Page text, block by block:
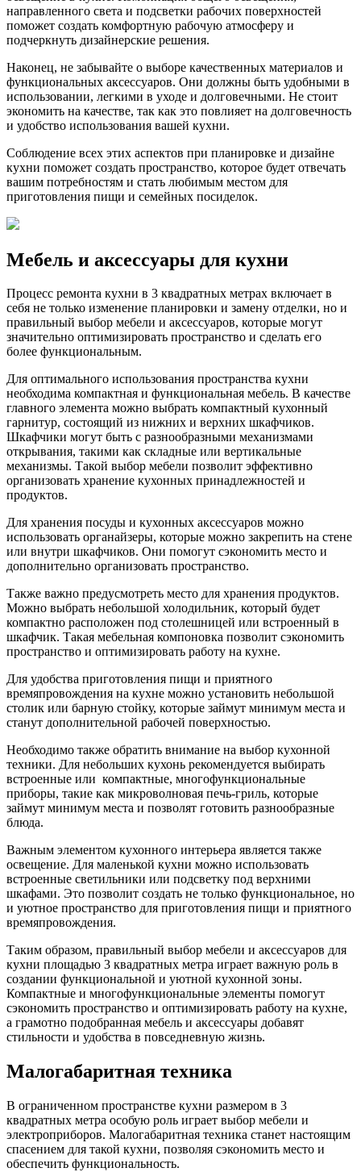
направленного света и подсветки рабочих поверхностей
поможет создать комфортную рабочую атмосферу и
подчеркнуть дизайнерские решения.
Наконец, не забывайте о выборе качественных материалов и
функциональных аксессуаров. Они должны быть удобными в
использовании, легкими в уходе и долговечными. Не стоит
экономить на качестве, так как это повлияет на долговечность
и удобство использования вашей кухни.
Соблюдение всех этих аспектов при планировке и дизайне
кухни поможет создать пространство, которое будет отвечать
вашим потребностям и стать любимым местом для
приготовления пищи и семейных посиделок.
Мебель и аксессуары для кухни
Процесс ремонта кухни в 3 квадратных метрах включает в
себя не только изменение планировки и замену отделки, но и
правильный выбор мебели и аксессуаров, которые могут
значительно оптимизировать пространство и сделать его
более функциональным.
Для оптимального использования пространства кухни
необходима компактная и функциональная мебель. В качестве
главного элемента можно выбрать компактный кухонный
гарнитур, состоящий из нижних и верхних шкафчиков.
Шкафчики могут быть с разнообразными механизмами
открывания, такими как складные или вертикальные
механизмы. Такой выбор мебели позволит эффективно
организовать хранение кухонных принадлежностей и
продуктов.
Для хранения посуды и кухонных аксессуаров можно
использовать органайзеры, которые можно закрепить на стене
или внутри шкафчиков. Они помогут сэкономить место и
дополнительно организовать пространство.
Также важно предусмотреть место для хранения продуктов.
Можно выбрать небольшой холодильник, который будет
компактно расположен под столешницей или встроенный в
шкафчик. Такая мебельная компоновка позволит сэкономить
пространство и оптимизировать работу на кухне.
Для удобства приготовления пищи и приятного
времяпровождения на кухне можно установить небольшой
столик или барную стойку, которые займут минимум места и
станут дополнительной рабочей поверхностью.
Необходимо также обратить внимание на выбор кухонной
техники. Для небольших кухонь рекомендуется выбирать
встроенные или компактные, многофункциональные
приборы, такие как микроволновая печь-гриль, которые
займут минимум места и позволят готовить разнообразные
блюда.
Важным элементом кухонного интерьера является также
освещение. Для маленькой кухни можно использовать
встроенные светильники или подсветку под верхними
шкафами. Это позволит создать не только функциональное, но
и уютное пространство для приготовления пищи и приятного
времяпровождения.
Таким образом, правильный выбор мебели и аксессуаров для
кухни площадью 3 квадратных метра играет важную роль в
создании функциональной и уютной кухонной зоны.
Компактные и многофункциональные элементы помогут
сэкономить пространство и оптимизировать работу на кухне,
а грамотно подобранная мебель и аксессуары добавят
стильности и удобства в повседневную жизнь.
Малогабаритная техника
В ограниченном пространстве кухни размером в 3
квадратных метра особую роль играет выбор мебели и
электроприборов. Малогабаритная техника станет настоящим
спасением для такой кухни, позволяя сэкономить место и
обеспечить функциональность.